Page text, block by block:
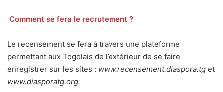
Comment se fera le recrutement ?
Le recensement se fera à travers une plateforme
permettant aux Togolais de l’extérieur de se faire
enregistrer sur les sites : www.recensement.diaspora.tg et
www.diasporatg.org.